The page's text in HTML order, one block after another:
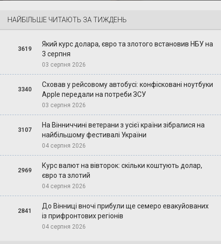
НАЙБІЛЬШЕ ЧИТАЮТЬ ЗА ТИЖДЕНЬ
3619
Який курс долара, євро та злотого встановив НБУ на
3 серпня
03 серпня 2026
3340
Сховав у рейсовому автобусі: конфісковані ноутбуки
Apple передали на потреби ЗСУ
03 серпня 2026
3107
На Вінниччині ветерани з усієї країни зібралися на
найбільшому фестивалі України
04 серпня 2026
2969
Курс валют на вівторок: скільки коштують долар,
євро та злотий
04 серпня 2026
2841
До Вінниці вночі прибули ще семеро евакуйованих
із прифронтових регіонів
04 серпня 2026